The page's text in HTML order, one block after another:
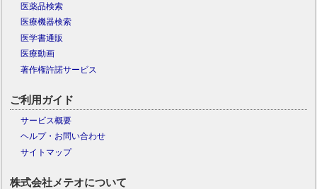
医薬品検索
医療機器検索
医学書通販
医療動画
著作権許諾サービス
ご利用ガイド
サービス概要
ヘルプ・お問い合わせ
サイトマップ
株式会社メテオについて